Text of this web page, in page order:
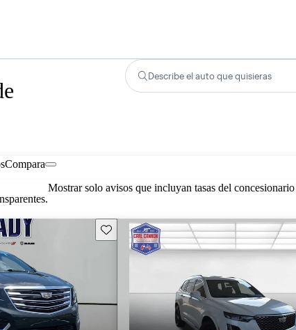
Describe el auto que quisieras
Compara
Mostrar solo avisos que incluyan tasas del concesionario
Guarda este Aviso